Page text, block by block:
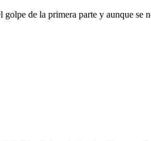
de la primera parte y aunque